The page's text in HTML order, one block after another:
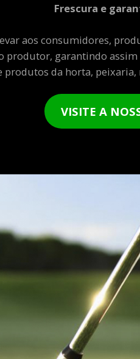
Frescura e
aos consumidores,
produtor, garantindo
produtos da horta,
VISITE A